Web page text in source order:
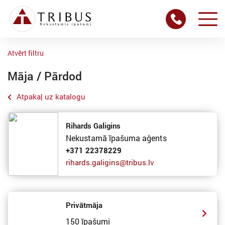
Atvērt filtru
Māja / Pārdod
Atpakaļ uz katalogu
Rihards Galigins
Nekustamā īpašuma aģents
+371 22378229
rihards.galigins@tribus.lv
Privātmāja
150 īpašumi